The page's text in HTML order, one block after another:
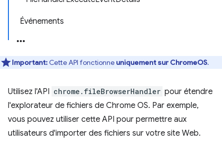
Événements
Important: Cette API fonctionne uniquement sur ChromeOS.
Utilisez l'API chrome.fileBrowserHandler pour étendre
l'explorateur de fichiers de Chrome OS. Par exemple,
vous pouvez utiliser cette API pour permettre aux
utilisateurs d'importer des fichiers sur votre site Web.